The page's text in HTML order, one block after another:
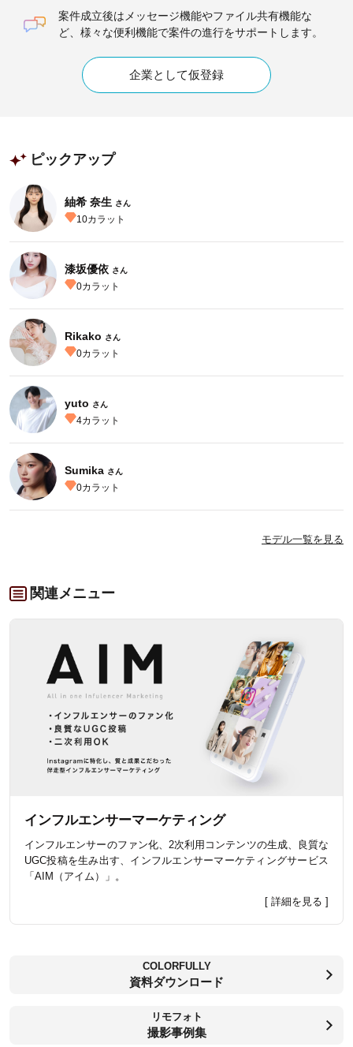
案件成立後はメッセージ機能やファイル共有機能な
ど、様々な便利機能で案件の進行をサポートします。
企業として仮登録
ピックアップ
紬希 奈生 さん
10カラット
漆坂優依 さん
0カラット
Rikako さん
0カラット
yuto さん
4カラット
Sumika さん
0カラット
モデル一覧を見る
関連メニュー
インフルエンサーマーケティング
インフルエンサーのファン化、2次利用コンテンツの生成、良質な
UGC投稿を生み出す、インフルエンサーマーケティングサービス
「AIM（アイム）」。
[ 詳細を見る ]
COLORFULLY
資料ダウンロード
リモフォト
撮影事例集